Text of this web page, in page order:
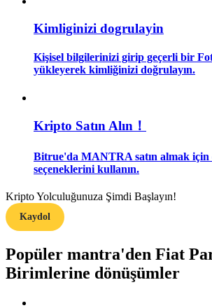
Rehber
Nasıl kârlı kalabileceğinizi öğrenin
Kimliginizi dogrulayin
Kişisel bilgilerinizi girip geçerli bir
yükleyerek kimliğinizi doğrulayın.
Kripto Satın Alın！
Bitrue'da MANTRA satın almak için
seçeneklerini kullanın.
Kripto Yolculuğunuza Şimdi Başlayın!
Kaydol
Popüler mantra'den Fiat
Birimlerine dönüşümler